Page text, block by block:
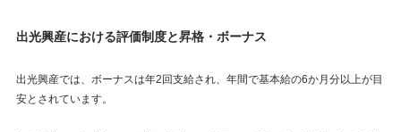
出光興産における評価制度と昇格・ボーナス
出光興産では、ボーナスは年2回支給され、年間で基本給の6か月分以上が目
安とされています。